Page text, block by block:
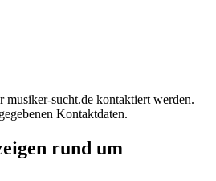
musiker-sucht.de kontaktiert werden.
Kontaktdaten.
rund um